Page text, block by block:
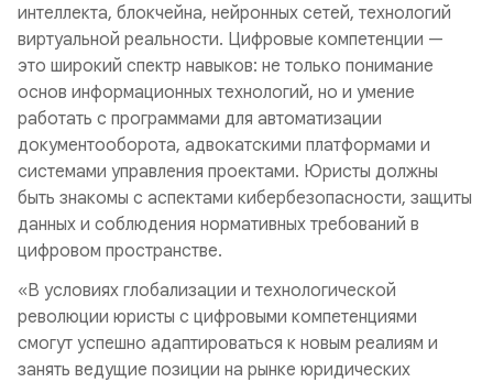
интеллекта, блокчейна, нейронных сетей, технологий
виртуальной реальности. Цифровые компетенции —
это широкий спектр навыков: не только понимание
основ информационных технологий, но и умение
работать с программами для автоматизации
документооборота, адвокатскими платформами и
системами управления проектами. Юристы должны
быть знакомы с аспектами кибербезопасности, защиты
данных и соблюдения нормативных требований в
цифровом пространстве.
«В условиях глобализации и технологической
революции юристы с цифровыми компетенциями
смогут успешно адаптироваться к новым реалиям и
занять ведущие позиции на рынке юридических